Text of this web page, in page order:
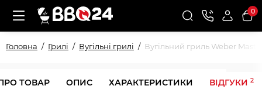
0
Головна Грилі Вугільні грилі Вугільний гриль Weber
ТОВАР ОПИС ХАРАКТЕРИСТИКИ ВІДГУКИ 2